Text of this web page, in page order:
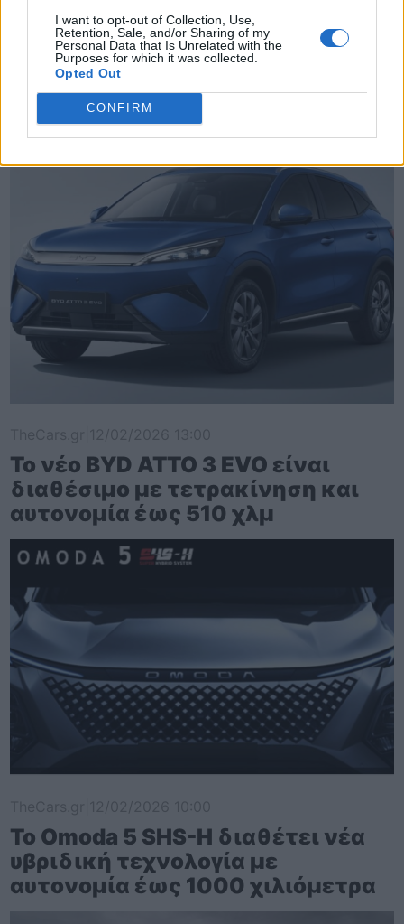
I want to opt-out of Collection, Use,
Retention, Sale, and/or Sharing of my
Personal Data that Is Unrelated with the
Purposes for which it was collected.
Opted Out
CONFIRM
TheCars.gr|16/02/2026 20:00
Η Volkswagen παρουσιάζει το νέο
T-Roc
Το νέο BYD ATTO 3 EVO είναι
διαθέσιμο με τετρακίνηση και
αυτονομία έως 510 χλμ
Το Omoda 5 SHS-H διαθέτει νέα
υβριδική τεχνολογία με
αυτονομία έως 1000 χιλιόμετρα